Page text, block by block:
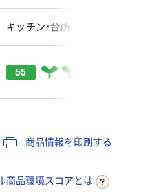
キッチン・台所
55
商品情報を印刷する
商品環境スコアとは